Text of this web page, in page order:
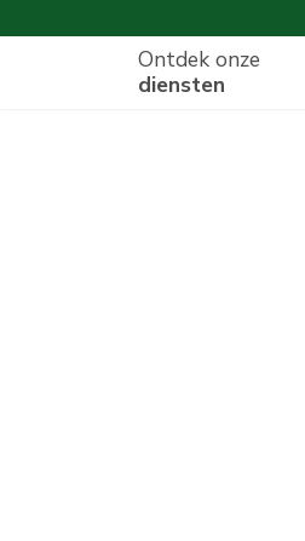
Ontdek onze
diensten